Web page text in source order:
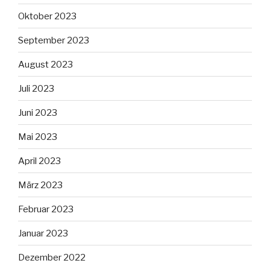
Oktober 2023
September 2023
August 2023
Juli 2023
Juni 2023
Mai 2023
April 2023
März 2023
Februar 2023
Januar 2023
Dezember 2022